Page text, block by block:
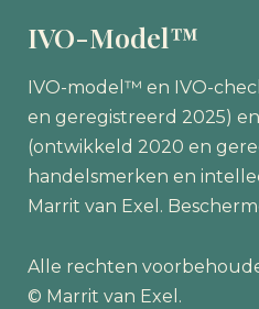
IVO-Model™
IVO-model™ en IVO-
en geregistreerd 2025)
(ontwikkeld 2020 en
handelsmerken en
Marrit van Exel.
Alle rechten
© Marrit van Exel.